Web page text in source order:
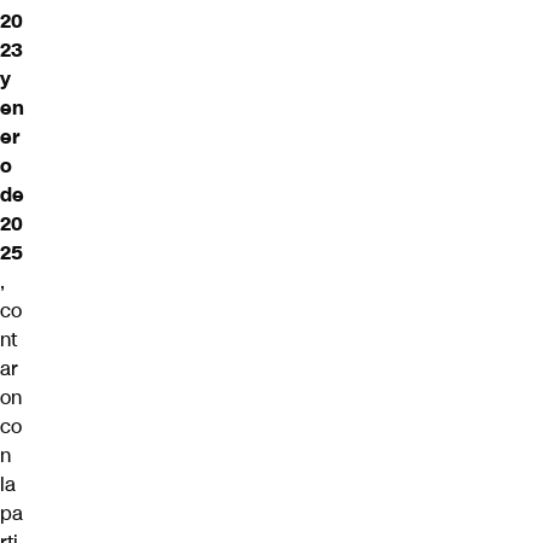
20
23
y
en
er
o
de
20
25
,
co
nt
ar
on
co
n
la
pa